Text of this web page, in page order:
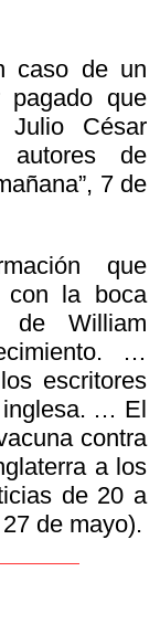
caso de un
pagado que
Julio César
autores de
7 de
que
con la boca
de William
…
escritores
inglesa. … El
contra
a los
de 20 a
de mayo).